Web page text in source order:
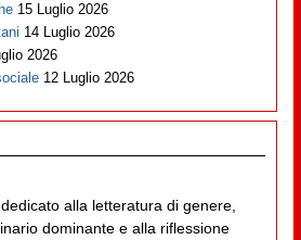
15 Luglio 2026
14 Luglio 2026
2026
12 Luglio 2026
alla letteratura di genere,
dominante e alla riflessione